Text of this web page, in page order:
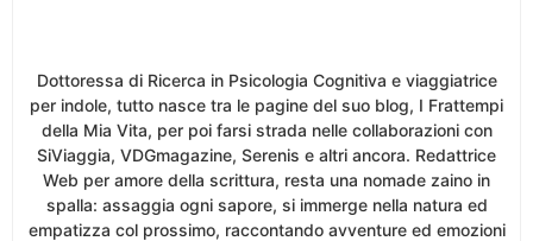
Dottoressa di Ricerca in Psicologia Cognitiva e viaggiatrice
per indole, tutto nasce tra le pagine del suo blog, I Frattempi
della Mia Vita, per poi farsi strada nelle collaborazioni con
SiViaggia, VDGmagazine, Serenis e altri ancora. Redattrice
Web per amore della scrittura, resta una nomade zaino in
spalla: assaggia ogni sapore, si immerge nella natura ed
empatizza col prossimo, raccontando avventure ed emozioni